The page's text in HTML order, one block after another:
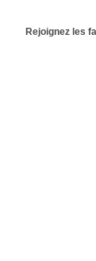
Rejoignez les